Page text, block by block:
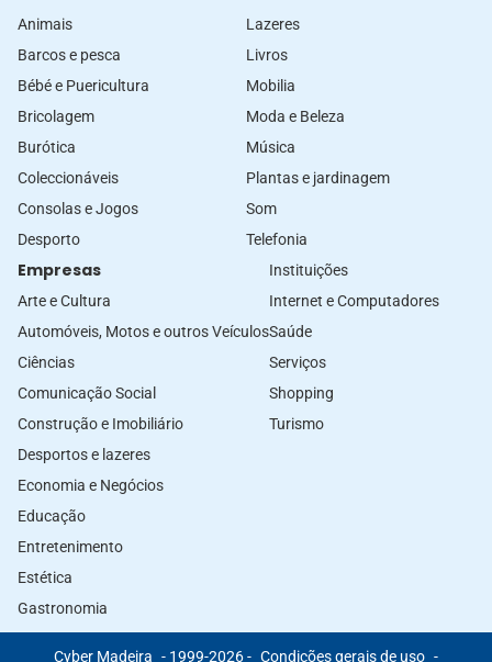
Animais
Barcos e pesca
Bébé e Puericultura
Bricolagem
Burótica
Coleccionáveis
Consolas e Jogos
Desporto
Lazeres
Livros
Mobilia
Moda e Beleza
Música
Plantas e jardinagem
Som
Telefonia
Empresas
Arte e Cultura
Automóveis, Motos e outros Veículos
Ciências
Comunicação Social
Construção e Imobiliário
Desportos e lazeres
Economia e Negócios
Educação
Entretenimento
Estética
Gastronomia
Instituições
Internet e Computadores
Saúde
Serviços
Shopping
Turismo
Cyber Madeira - 1999-2026 - Condições gerais de uso -